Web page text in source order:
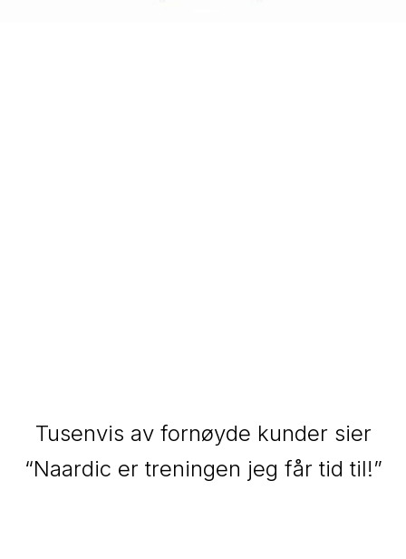
Tusenvis av fornøyde kunder sier
“Naardic er treningen jeg får tid til!”